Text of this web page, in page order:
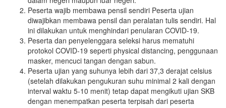
Peserta wajib membawa pensil sendiri Peserta ujian
diwajibkan membawa pensil dan peralatan tulis sendiri. Hal
ini dilakukan untuk menghindari penularan COVID-19.
Peserta dan penyelenggara seleksi harus mematuhi
protokol COVID-19 seperti physical distancing, penggunaan
masker, mencuci tangan dengan sabun.
Peserta ujian yang suhunya lebih dari 37,3 derajat celsius
(setelah dilakukan pengukuran suhu minimal 2 kali dengan
interval waktu 5-10 menit) tetap dapat mengikuti ujian SKB
dengan menempatkan peserta terpisah dari peserta